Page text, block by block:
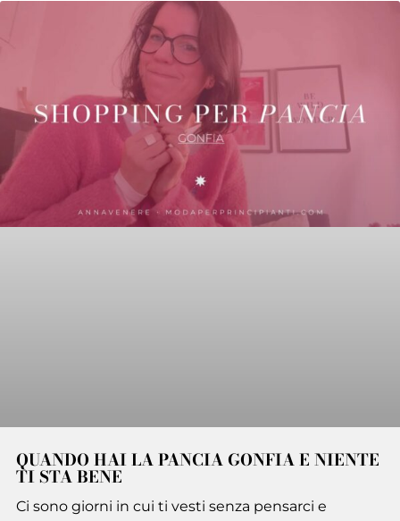
QUANDO HAI LA PANCIA GONFIA E NIENTE
TI STA BENE
Ci sono giorni in cui ti vesti senza pensarci e